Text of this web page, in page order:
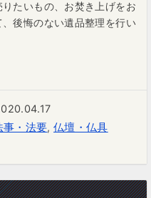
たいもの、お焚き上げをお
後悔のない遺品整理を行い
事・法要,仏壇・仏具